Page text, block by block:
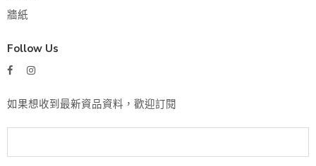
牆紙
Follow Us
如果想收到最新資品資料，歡迎訂閱